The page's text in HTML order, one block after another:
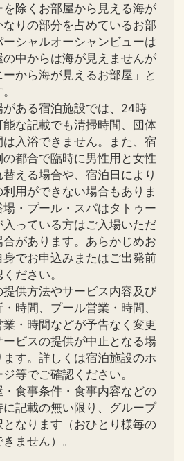
を除くお部屋から見える海が
なりの部分を占めているお部
ーシャルオーシャンビューは
の中からは海が見えませんが
から海が見えるお部屋」と
がある宿泊施設では、24時
能な記載でも清掃時間、団体
は入浴できません。また、宿
の都合で臨時に男性用と女性
替える場合や、宿泊日により
利用ができない場合もありま
場・プール・スパはタトゥー
入っている方はご入場いただ
合があります。あらかじめお
身でお申込みまたはご出発前
ださい。
提供方法やサービス内容及び
・時間、プール営業・時間、
業・時間などが予告なく変更
ービスの提供が中止となる場
ます。詳しくは宿泊施設のホ
等でご確認ください。
・食事条件・食事内容などの
に記載の無い限り、グループ
となります（おひとり様毎の
ません）。